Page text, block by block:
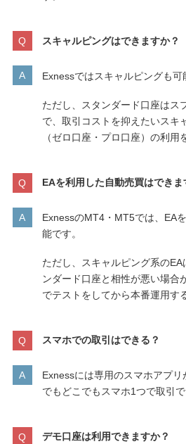
スキャルピングはできますか？
Exnessではスキャルピングも可
ただし、スタンダード口座はス
で、取引コストを抑えたいスキ
（ゼロ口座・プロ口座）の利用
EAを利用した自動売買はできま
ExnessのMT4・MT5では、EA
能です。
ただし、スキャルピング系の
ンダード口座と相性が悪い場合
でテストをしてから本番運用す
スマホでの取引はできる？
Exnessには専用のスマホアプ
でもどこでもスマホ1つで取引で
デモ口座は利用できますか？